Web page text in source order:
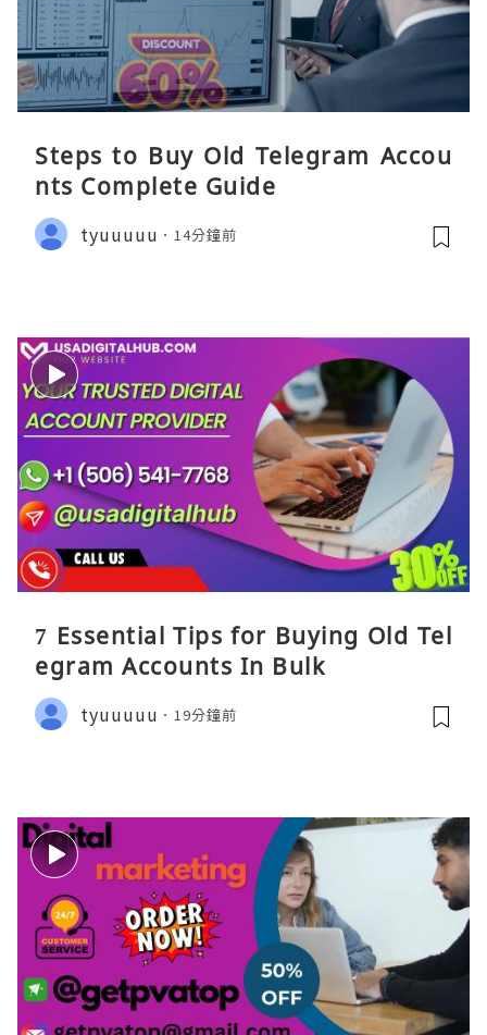
Steps to Buy Old Telegram Accou
nts Complete Guide
tyuuuuu 14分鐘前
7 Essential Tips for Buying Old Tel
egram Accounts In Bulk
tyuuuuu 19分鐘前